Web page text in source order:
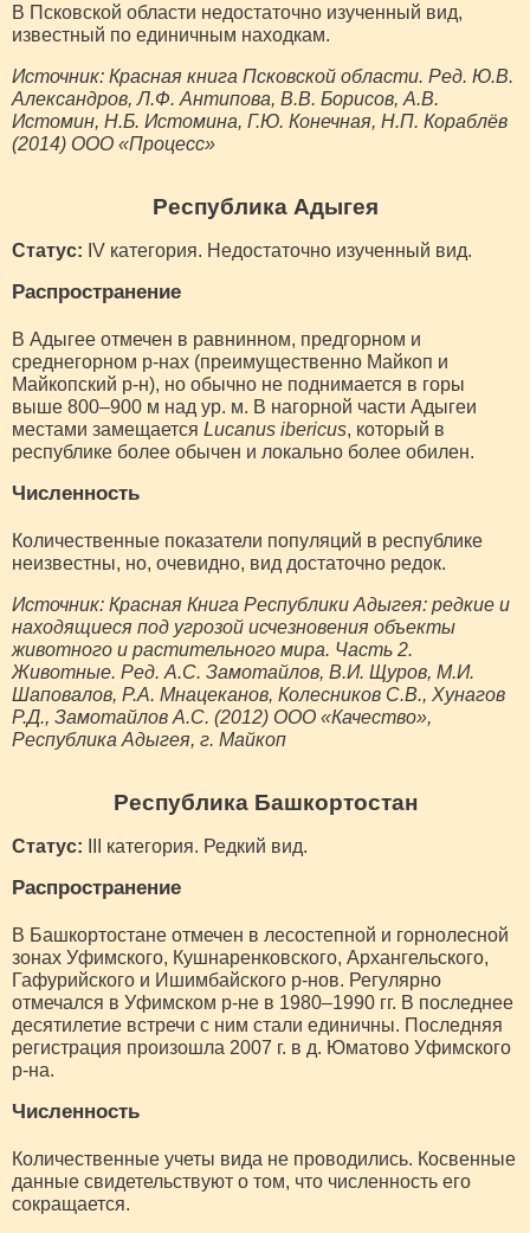
В Псковской области недостаточно изученный вид,
известный по единичным находкам.
Источник: Красная книга Псковской области. Ред. Ю.В.
Александров, Л.Ф. Антипова, В.В. Борисов, А.В.
Истомин, Н.Б. Истомина, Г.Ю. Конечная, Н.П. Кораблёв
(2014) ООО «Процесс»
Республика Адыгея
Статус: IV категория. Недостаточно изученный вид.
Распространение
В Адыгее отмечен в равнинном, предгорном и
среднегорном р-нах (преимущественно Майкоп и
Майкопский р-н), но обычно не поднимается в горы
выше 800–900 м над ур. м. В нагорной части Адыгеи
местами замещается Lucanus ibericus, который в
республике более обычен и локально более обилен.
Численность
Количественные показатели популяций в республике
неизвестны, но, очевидно, вид достаточно редок.
Источник: Красная Книга Республики Адыгея: редкие и
находящиеся под угрозой исчезновения объекты
животного и растительного мира. Часть 2.
Животные. Ред. А.С. Замотайлов, В.И. Щуров, М.И.
Шаповалов, Р.А. Мнацеканов, Колесников С.В., Хунагов
Р.Д., Замотайлов А.С. (2012) ООО «Качество»,
Республика Адыгея, г. Майкоп
Республика Башкортостан
Статус: III категория. Редкий вид.
Распространение
В Башкортостане отмечен в лесостепной и горнолесной
зонах Уфимского, Кушнаренковского, Архангельского,
Гафурийского и Ишимбайского р-нов. Регулярно
отмечался в Уфимском р-не в 1980–1990 гг. В последнее
десятилетие встречи с ним стали единичны. Последняя
регистрация произошла 2007 г. в д. Юматово Уфимского
р-на.
Численность
Количественные учеты вида не проводились. Косвенные
данные свидетельствуют о том, что численность его
сокращается.